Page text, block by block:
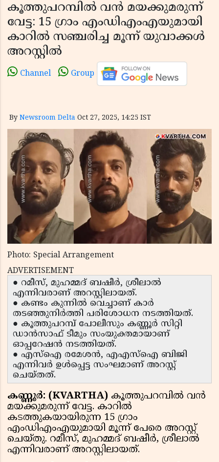
കൂത്തുപറമ്പിൽ വൻ മയക്കുമരുന്ന്
വേട്ട: 15 ഗ്രാം എംഡിഎംഎയുമായി
കാറിൽ സഞ്ചരിച്ച മൂന്ന് യുവാക്കൾ
അറസ്റ്റിൽ
Channel Group
By Newsroom Delta Oct 27, 2025, 14:25 IST
Photo: Special Arrangement
ADVERTISEMENT
● റമീസ്, മുഹമ്മദ് ബഷീർ, ശ്രീലാൽ
എന്നിവരാണ് അറസ്റ്റിലായത്.
● കണ്ടം കുന്നിൽ വെച്ചാണ് കാർ
തടഞ്ഞുനിർത്തി പരിശോധന നടത്തിയത്.
● കൂത്തുപറമ്പ് പോലീസും കണ്ണൂർ സിറ്റി
ഡാൻസാഫ് ടീമും സംയുക്തമായാണ്
ഓപ്പറേഷൻ നടത്തിയത്.
● എസ്ഐ രമേശൻ, എഎസ്ഐ ബിജി
എന്നിവർ ഉൾപ്പെട്ട സംഘമാണ് അറസ്റ്റ്
ചെയ്തത്.
കണ്ണൂർ: (KVARTHA) കൂത്തുപറമ്പിൽ വൻ
മയക്കുമരുന്ന് വേട്ട. കാറിൽ
കടത്തുകയായിരുന്ന 15 ഗ്രാം
എംഡിഎംഎയുമായി മൂന്ന് പേരെ അറസ്റ്റ്
ചെയ്തു. റമീസ്, മുഹമ്മദ് ബഷീർ, ശ്രീലാൽ
എന്നിവരാണ് അറസ്റ്റിലായത്.